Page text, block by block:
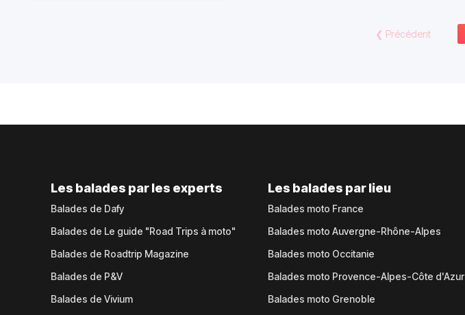
❮ Précédent
Les balades par les experts
Balades de Dafy
Balades de Le guide "Road Trips à moto"
Balades de Roadtrip Magazine
Balades de P&V
Balades de Vivium
Les balades par lieu
Balades moto France
Balades moto Auvergne-Rhône-Alpes
Balades moto Occitanie
Balades moto Provence-Alpes-Côte d'Azur
Balades moto Grenoble